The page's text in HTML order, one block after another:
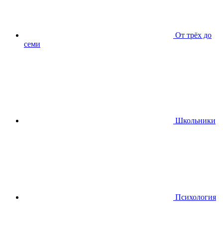
От трёх до
семи
Школьники
Психология